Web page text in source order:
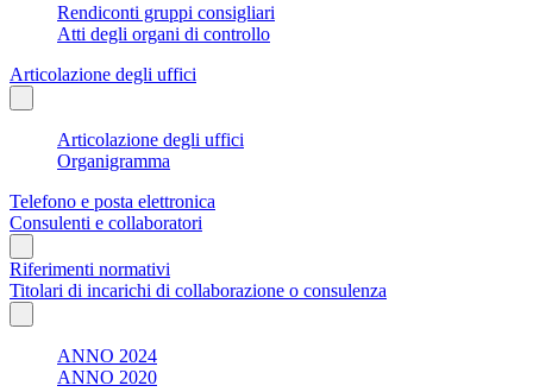
Rendiconti gruppi consigliari
Atti degli organi di controllo
Articolazione degli uffici
Articolazione degli uffici
Organigramma
Telefono e posta elettronica
Consulenti e collaboratori
Riferimenti normativi
Titolari di incarichi di collaborazione o consulenza
ANNO 2024
ANNO 2020